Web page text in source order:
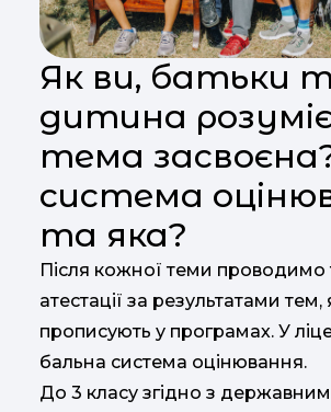
Як ви, батьки
дитина
тема
система
та яка?
Після кожної теми проводимо
атестації за результатами тем,
прописують у програмах. У
бальна система оцінювання.
До 3 класу згідно з